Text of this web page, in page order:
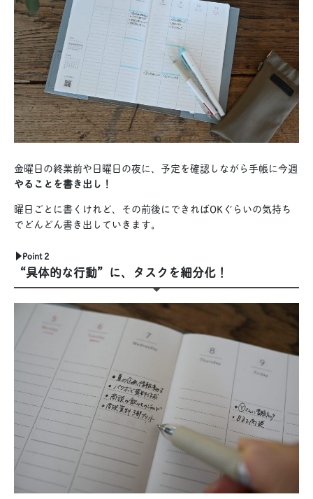
金曜日の終業前や日曜日の夜に、予定を確認しながら手帳に今週
やることを書き出し！
曜日ごとに書くけれど、その前後にできればOKぐらいの気持ち
でどんどん書き出していきます。
▶︎Point 2
“具体的な行動”に、タスクを細分化！